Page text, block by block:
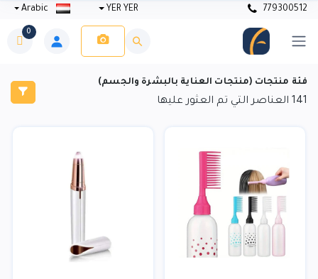
779300512
YER YER
0
فئة منتجات (منتجات العناية بالبشرة والجسم)
141 العناصر التي تم العثور عليها